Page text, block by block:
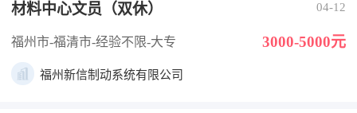
材料中心文员（双休） 04-12
福州市-福清市-经验不限-大专 3000-5000元
福州新信制动系统有限公司